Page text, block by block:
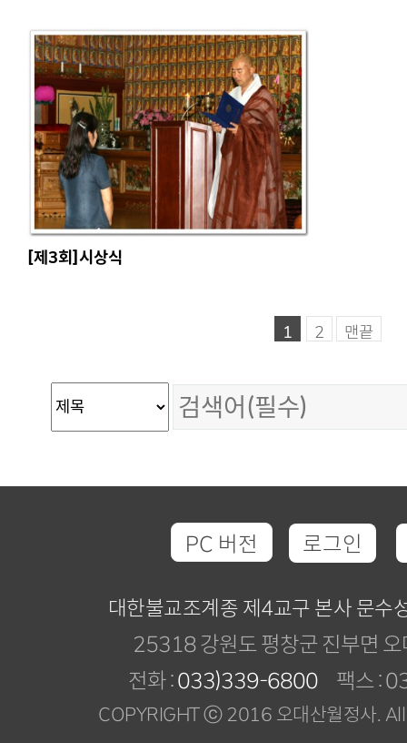
[제3회]시상식
1 2 맨끝
PC 버전 로그인
대한불교조계종 제4교구 본사 문수
25318 강원도 평창군 진부면
전화 :033)339-6800 팩스 :
COPYRIGHT ⓒ 2016 오대산월정사.